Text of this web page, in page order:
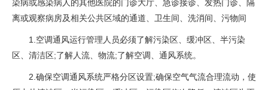
染病或感染病人的其他医院的门诊大厅、急诊接诊、发热门诊、隔
离或观察病房及相关公共区域的通道、卫生间、洗消间、污物间
1.空调通风运行管理人员必须了解污染区、缓冲区、半污染
区、清洁区;了解人流、物流;了解空调、通风系统。
2.确保空调通风系统严格分区设置;确保空气气流合理流动，使